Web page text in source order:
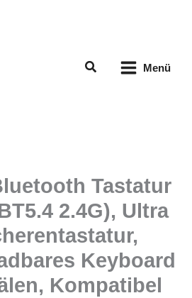
Suchen Menü
Tastatur
2.4G), Ultra
Keyboard
Kompatibel